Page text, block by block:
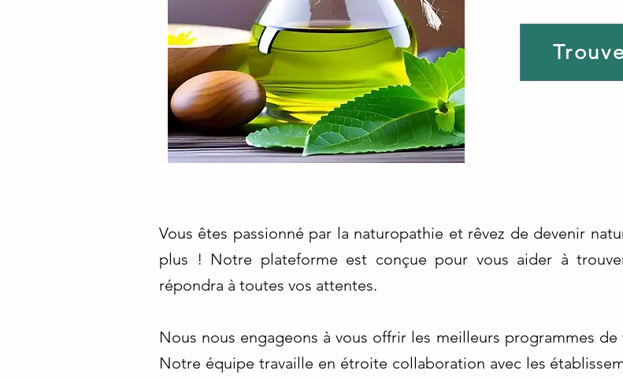
Vous êtes passionné par la naturopathie et rêvez de devenir
plus ! Notre plateforme est conçue pour vous aider à
répondra à toutes vos attentes.
Nous nous engageons à vous offrir les meilleurs programmes
Notre équipe travaille en étroite collaboration avec les